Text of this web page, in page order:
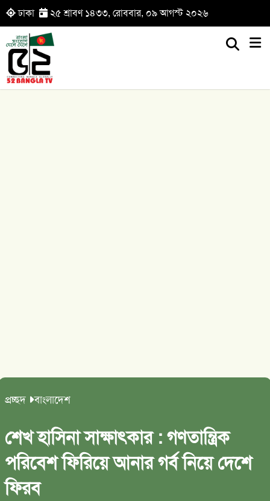
ঢাকা ২৫ শ্রাবণ ১৪৩৩, রোববার, ০৯ আগস্ট ২০২৬
প্রচ্ছদ বাংলাদেশ
শেখ হাসিনা সাক্ষাৎকার : গণতান্ত্রিক
পরিবেশ ফিরিয়ে আনার গর্ব নিয়ে দেশে
ফিরব